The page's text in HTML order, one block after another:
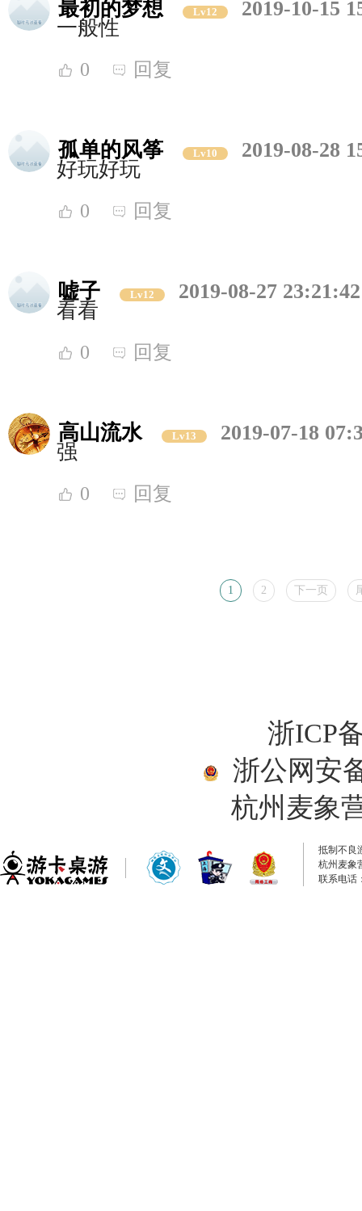
最初的梦想 Lv12
2019-10-15
一般性
0 回复
孤单的风筝 Lv10
2019-08-28
好玩好玩
0 回复
嘘子 Lv12
2019-08-27 23:21:42
看看
0 回复
高山流水 Lv13
2019-07-18
强
0 回复
1 2 下一页
浙ICP
浙公网安
杭州麦象
抵制不良
杭州麦象
联系电话